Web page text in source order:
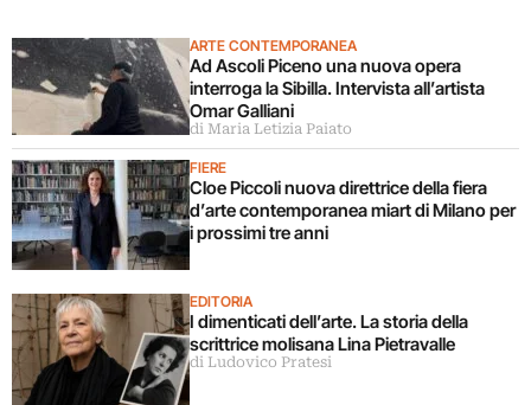
ARTE CONTEMPORANEA
Ad Ascoli Piceno una nuova opera
interroga la Sibilla. Intervista all’artista
Omar Galliani
di Maria Letizia Paiato
FIERE
Cloe Piccoli nuova direttrice della fiera
d’arte contemporanea miart di Milano per
i prossimi tre anni
EDITORIA
I dimenticati dell’arte. La storia della
scrittrice molisana Lina Pietravalle
di Ludovico Pratesi